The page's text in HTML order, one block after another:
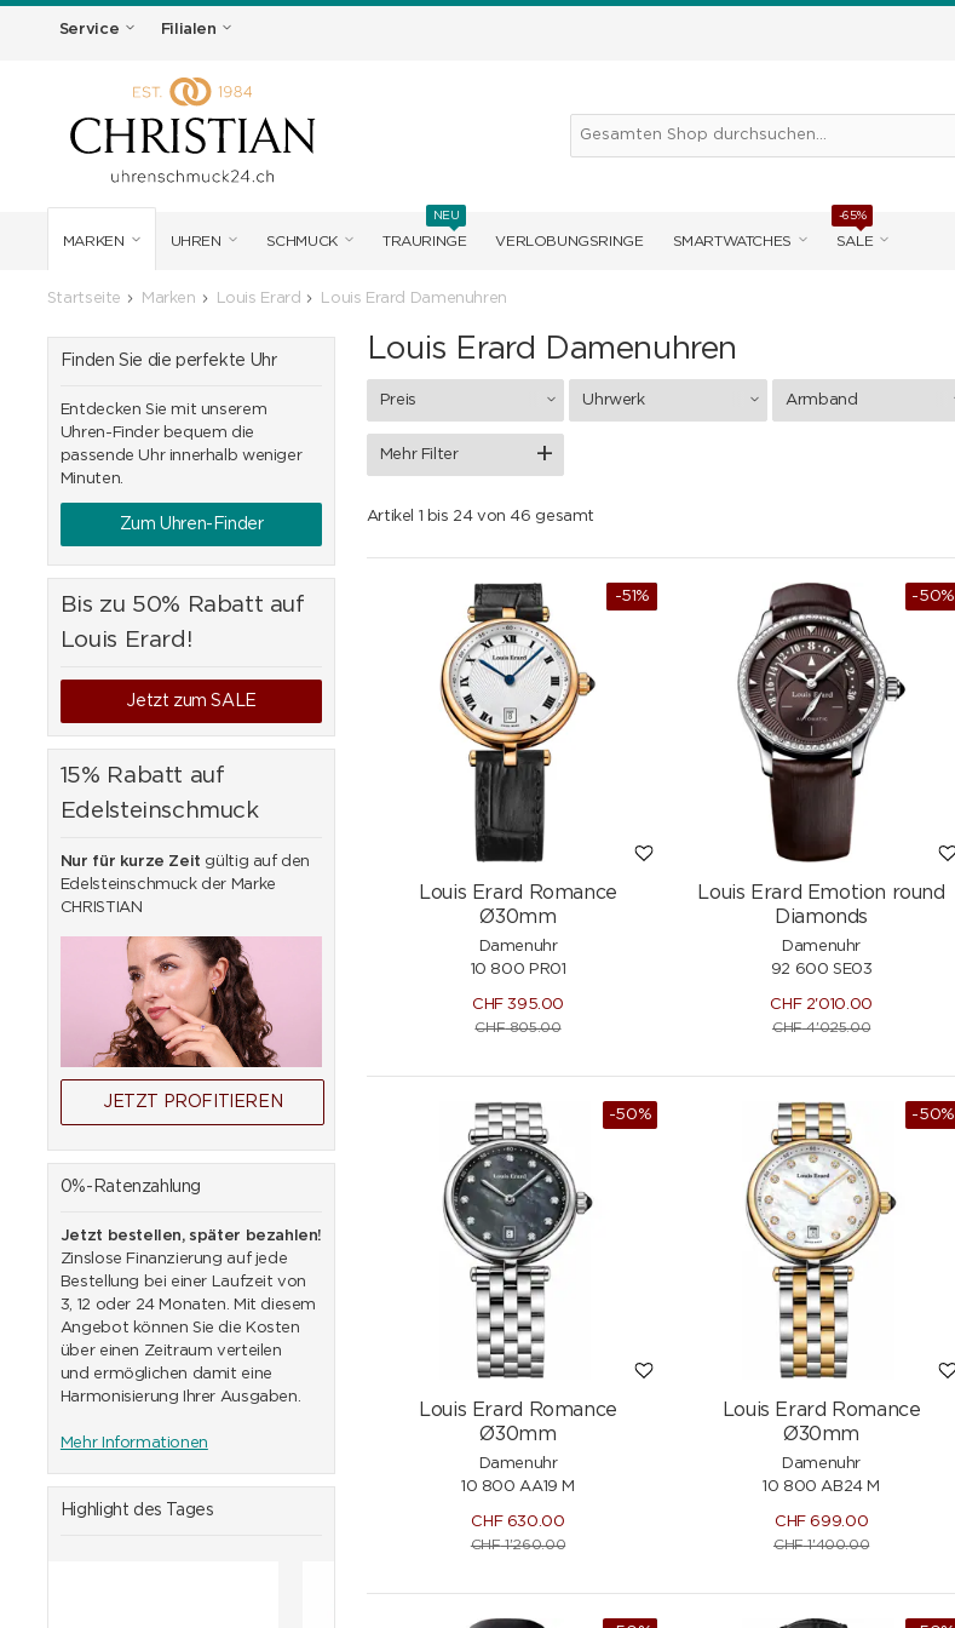
Service Filialen
MARKEN UHREN SCHMUCK TRAURINGE
NEU
VERLOBUNGSRINGE SMARTWATCHES SALE
-65%
Startseite Marken Louis Erard Louis Erard Damenuhren
Louis Erard Damenuhren
Preis Uhrwerk Armband
Mehr Filter
Artikel 1 bis 24 von 46 gesamt
NEU
-51%
Louis Erard Romance
Ø30mm
Damenuhr
10 800 PR01
CHF395.00
CHF805.00
NEU
-50%
Louis Erard Emotion round
Diamonds
Damenuhr
92 600 SE03
CHF2'010.00
CHF4'025.00
-50%
Louis Erard Romance
Ø30mm
Damenuhr
10 800 AA19 M
CHF 630.00
CHF1'260.00
-50%
Louis Erard Romance
Ø30mm
Damenuhr
10 800 AB24 M
CHF 699.00
CHF1'400.00
Finden Sie die perfekte Uhr
Entdecken Sie mit unserem
Uhren-Finder bequem die
passende Uhr innerhalb weniger
Minuten.
Zum Uhren-Finder
Bis zu 50% Rabatt auf
Louis Erard!
Jetzt zum SALE
15% Rabatt auf
Edelsteinschmuck
Nur für kurze Zeit gültig auf den
Edelsteinschmuck der Marke
CHRISTIAN
JETZT PROFITIEREN
0%-Ratenzahlung
Jetzt bestellen, später bezahlen!
Zinslose Finanzierung auf jede
Bestellung bei einer Laufzeit von
3, 12 oder 24 Monaten. Mit diesem
Angebot können Sie die Kosten
über einen Zeitraum verteilen
und ermöglichen damit eine
Harmonisierung Ihrer Ausgaben.
Mehr Informationen
Highlight des Tages